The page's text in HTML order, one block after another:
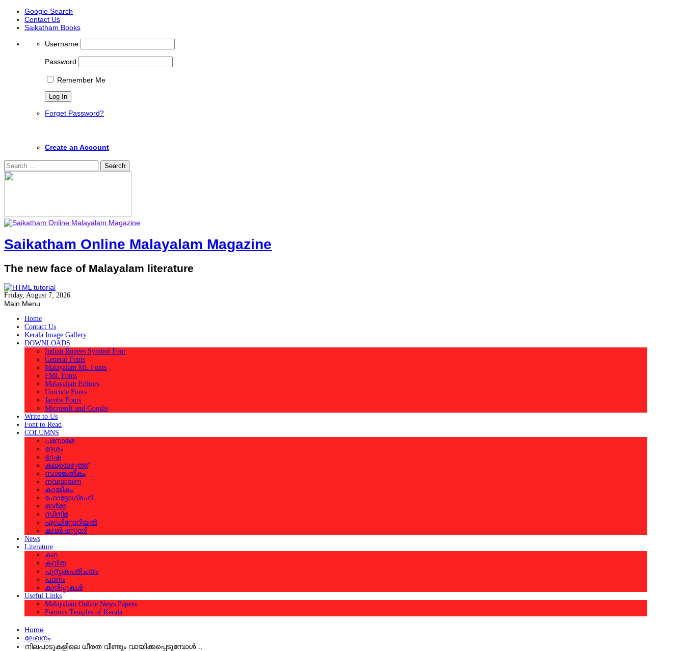
Google Search
Contact Us
Saikatham Books
Username
Password
Remember Me
Forget Password?
Create an Account
Search
for:
Saikatham Online Malayalam Magazine
The new face of Malayalam literature
Friday, August 7, 2026
Main Menu
Home
Contact Us
Kerala Image Gallery
DOWNLOADS
Indian Rupees Symbol Font
General Fonts
Malayalam ML Fonts
FML Fonts
Malayalam Editors
Unicode Fonts
Jacobs Fonts
Microsoft and Google
Write to Us
Font to Read
COLUMNS
പനോരമ
ദേശം
ഭാഷ
കലയെഴുത്ത്
സാങ്കേതികം
നവവായന
കായികം
ഫോട്ടോഗ്രഫി
ഓര്‍മ്മ
സിനിമ
എഡിറ്റോറിയല്‍
കവര്‍ സ്റ്റോറി
News
Literature
കഥ
കവിത
പുസ്തകപരിചയം
പഠനം
കുറിപ്പുകള്‍
Useful Links
Malayalam Online News Papers
Famous Temples of Kerala
Home
ലേഖനം
നിലപാടുകളിലെ ധീരത വീണ്ടും വായിക്കപ്പെടുമ്പോള്‍…